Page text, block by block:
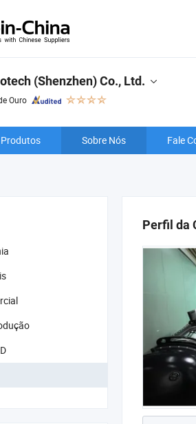
(Shenzhen) Co., Ltd.
Ouro
Produtos Sobre Nós Fale
Perfil da